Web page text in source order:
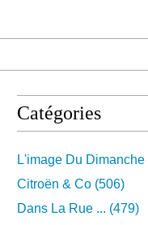
Catégories
L'image Du Dimanche
Citroën & Co (506)
Dans La Rue ... (479)